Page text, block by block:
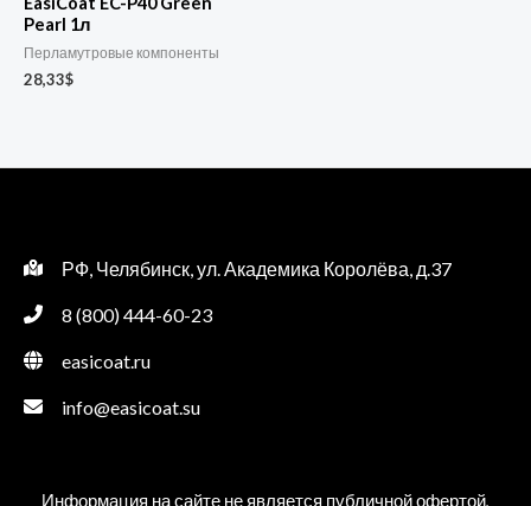
Pearl 1л
Перламутровые компоненты
28,33$
РФ, Челябинск, ул. Академика Королёва, д.37
8 (800) 444-60-23
easicoat.ru
info@easicoat.su
Информация на сайте не является публичной офертой,